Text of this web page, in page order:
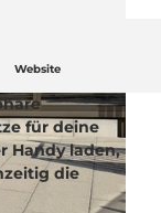
Website
für deine
Handy laden,
die